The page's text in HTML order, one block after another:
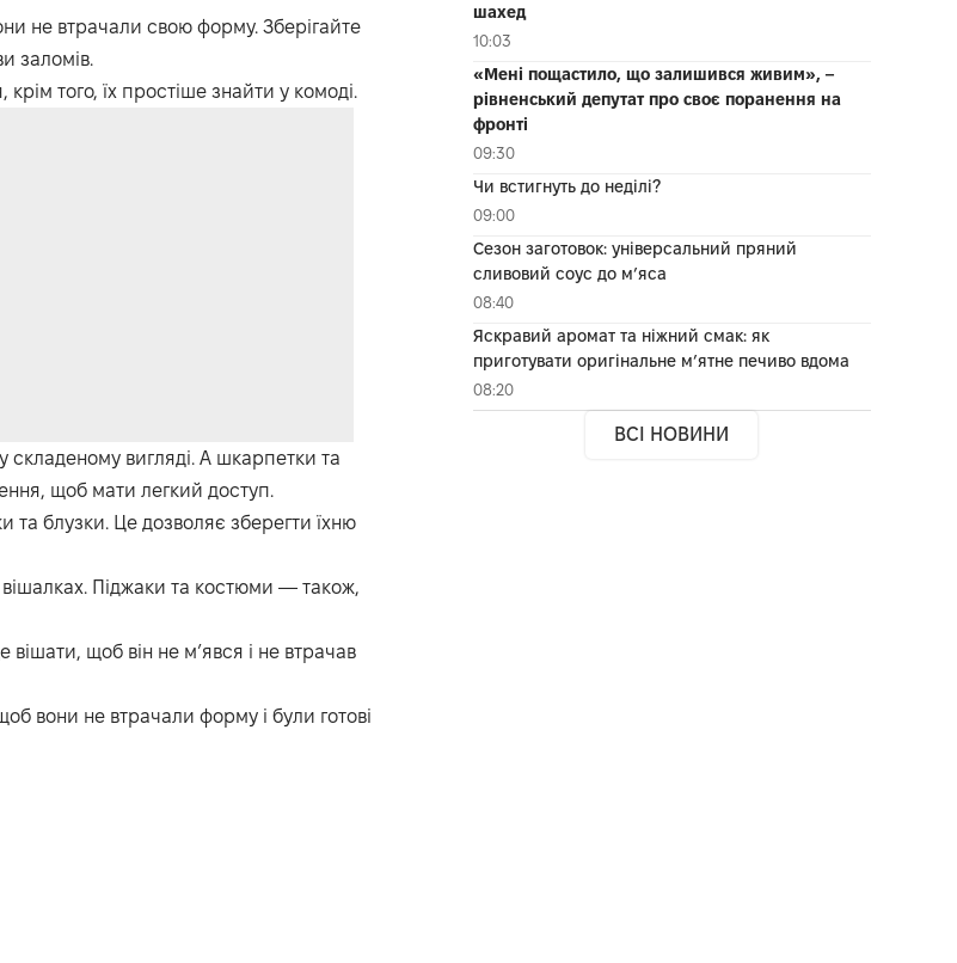
не втрачали свою форму. Зберігайте
заломів.
того, їх простіше знайти у комоді.
складеному вигляді. А шкарпетки та
щоб мати легкий доступ.
блузки. Це дозволяє зберегти їхню
Піджаки та костюми — також,
щоб він не м’явся і не втрачав
вони не втрачали форму і були готові
шахед
10:03
«Мені пощастило, що залишився живим», –
рівненський депутат про своє поранення на
фронті
09:30
Чи встигнуть до неділі?
09:00
Сезон заготовок: універсальний пряний
сливовий соус до мʼяса
08:40
Яскравий аромат та ніжний смак: як
приготувати оригінальне м’ятне печиво вдома
08:20
ВСІ НОВИНИ